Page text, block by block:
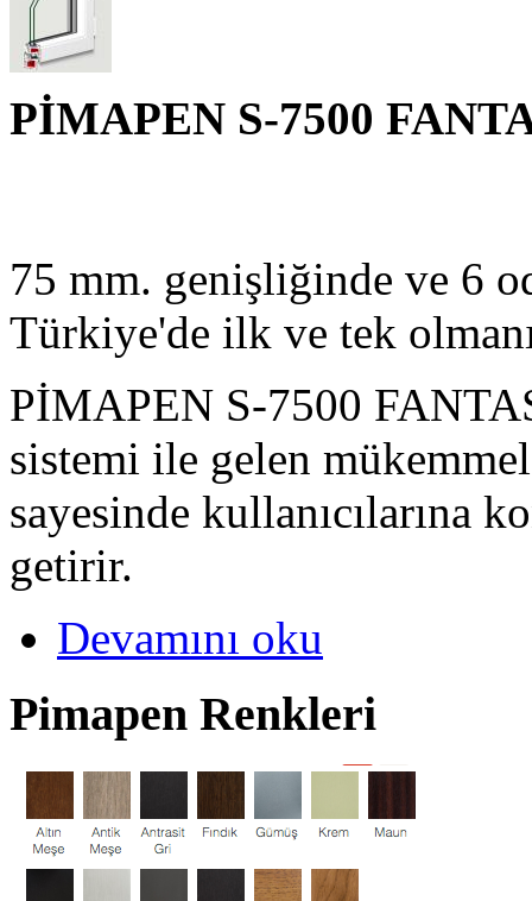
PİMAPEN S-7500
75 mm. genişliğinde ve 6
Türkiye'de ilk ve tek
PİMAPEN S-7500
sistemi ile gelen
sayesinde kullanıcılarına
getirir.
Devamını oku
Pimapen Renkleri